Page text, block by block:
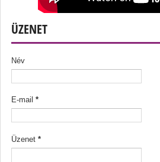
ÜZENET
Név
E-mail *
Üzenet *